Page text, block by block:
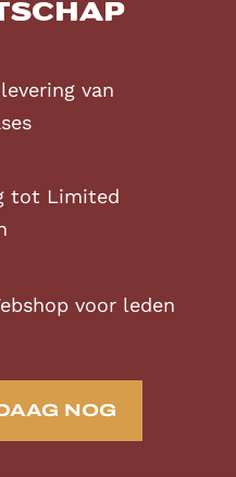
van
tot Limited
voor leden
NOG